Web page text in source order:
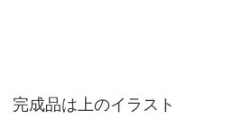
完成品は上のイラスト